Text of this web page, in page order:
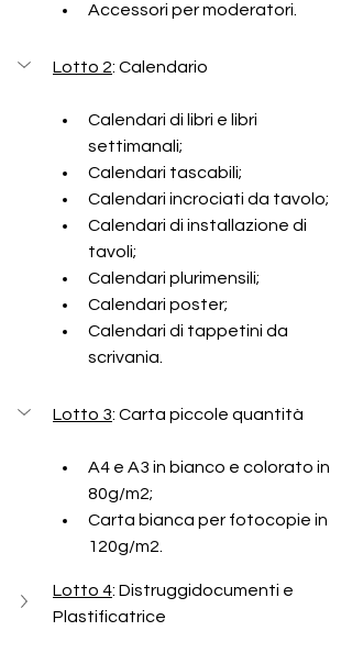
Accessori per moderatori.
Lotto 2: Calendario
Calendari di libri e libri
settimanali;
Calendari tascabili;
Calendari incrociati da tavolo;
Calendari di installazione di
tavoli;
Calendari plurimensili;
Calendari poster;
Calendari di tappetini da
scrivania.
Lotto 3: Carta piccole quantità
A4 e A3 in bianco e colorato in
80g/m2;
Carta bianca per fotocopie in
120g/m2.
Lotto 4: Distruggidocumenti e
Plastificatrice